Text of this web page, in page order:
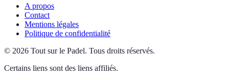
A propos
Contact
Mentions légales
Politique de confidentialité
© 2026 Tout sur le Padel. Tous droits réservés.
Certains liens sont des liens affiliés.